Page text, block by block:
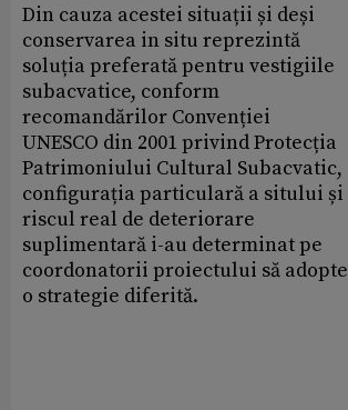
Din cauza acestei situații și deși
conservarea in situ reprezintă
soluția preferată pentru vestigiile
subacvatice, conform
recomandărilor Convenției
UNESCO din 2001 privind Protecția
Patrimoniului Cultural Subacvatic,
configurația particulară a sitului și
riscul real de deteriorare
suplimentară i-au determinat pe
coordonatorii proiectului să adopte
o strategie diferită.